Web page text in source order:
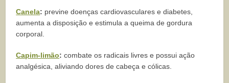
Canela: previne doenças cardiovasculares e diabetes,
aumenta a disposição e estimula a queima de gordura
corporal.
Capim-limão: combate os radicais livres e possui ação
analgésica, aliviando dores de cabeça e cólicas.